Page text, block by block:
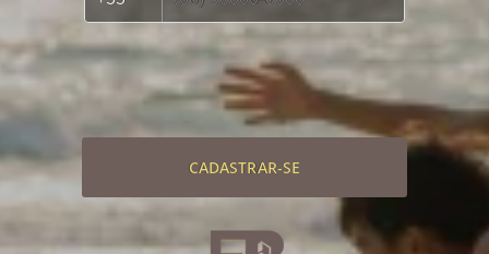
CADASTRAR-SE